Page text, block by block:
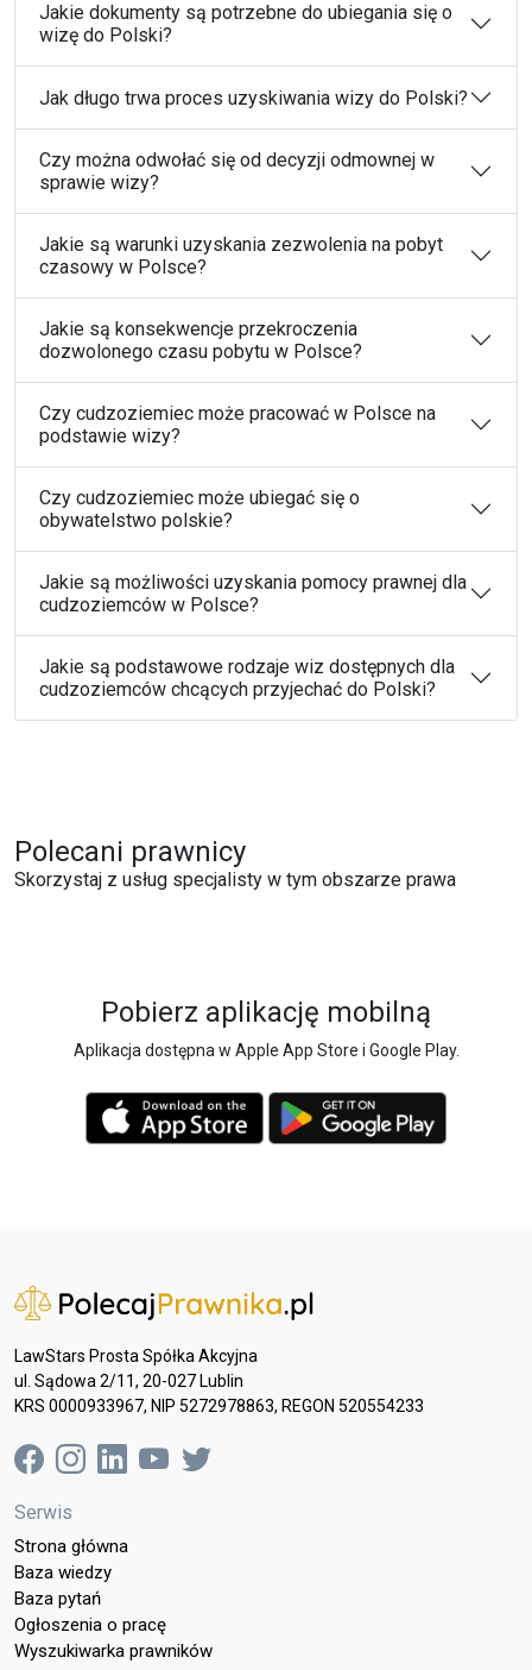
Jakie dokumenty są potrzebne do ubiegania się o
wizę do Polski?
Jak długo trwa proces uzyskiwania wizy do Polski?
Czy można odwołać się od decyzji odmownej w
sprawie wizy?
Jakie są warunki uzyskania zezwolenia na pobyt
czasowy w Polsce?
Jakie są konsekwencje przekroczenia
dozwolonego czasu pobytu w Polsce?
Czy cudzoziemiec może pracować w Polsce na
podstawie wizy?
Czy cudzoziemiec może ubiegać się o
obywatelstwo polskie?
Jakie są możliwości uzyskania pomocy prawnej dla
cudzoziemców w Polsce?
Jakie są podstawowe rodzaje wiz dostępnych dla
cudzoziemców chcących przyjechać do Polski?
Polecani prawnicy
Skorzystaj z usług specjalisty w tym obszarze prawa
Pobierz aplikację mobilną
Aplikacja dostępna w Apple App Store i Google Play.
LawStars Prosta Spółka Akcyjna
ul. Sądowa 2/11, 20-027 Lublin
KRS 0000933967, NIP 5272978863, REGON 520554233
Serwis
Strona główna
Baza wiedzy
Baza pytań
Ogłoszenia o pracę
Wyszukiwarka prawników